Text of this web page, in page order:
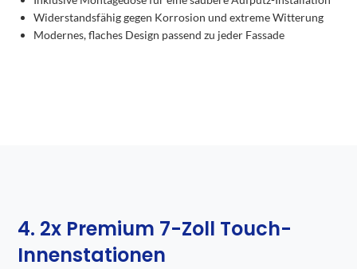
Widerstandsfähig gegen Korrosion und extreme Witterung
Modernes, flaches Design passend zu jeder Fassade
4. 2x Premium 7-Zoll Touch-
Innenstationen